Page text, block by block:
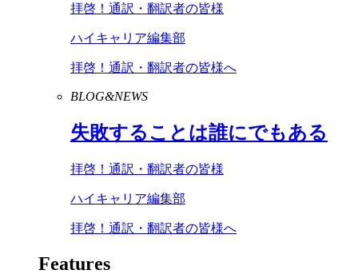
拝啓！通訳・翻訳者の皆様
ハイキャリア編集部
拝啓！通訳・翻訳者の皆様へ
BLOG&NEWS
失敗することは誰にでもある
拝啓！通訳・翻訳者の皆様
ハイキャリア編集部
拝啓！通訳・翻訳者の皆様へ
Features